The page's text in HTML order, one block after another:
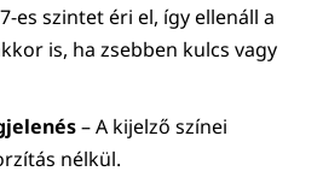
es szintet éri el, így ellenáll a
is, ha zsebben kulcs vagy
– A kijelző színei
nélkül.